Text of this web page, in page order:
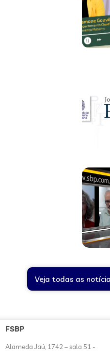
Veja todas as
FSBP
Alameda Jaú, 1742 – sala 51 -